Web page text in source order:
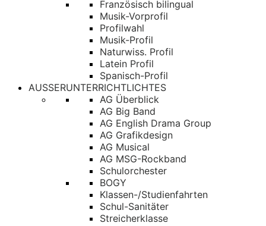
Französisch bilingual
Musik-Vorprofil
Profilwahl
Musik-Profil
Naturwiss. Profil
Latein Profil
Spanisch-Profil
AUSSERUNTERRICHTLICHTES
AG Überblick
AG Big Band
AG English Drama Group
AG Grafikdesign
AG Musical
AG MSG-Rockband
Schulorchester
BOGY
Klassen-/Studienfahrten
Schul-Sanitäter
Streicherklasse